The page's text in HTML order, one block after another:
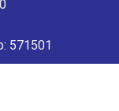
571501